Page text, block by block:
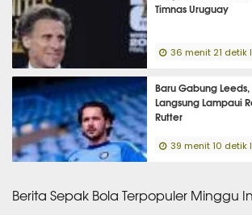
Timnas Uruguay
36 menit 21 detik
Baru Gabung
Langsung Lampaui
Rutter
39 menit 10 detik
Berita Sepak Bola Terpopuler Minggu